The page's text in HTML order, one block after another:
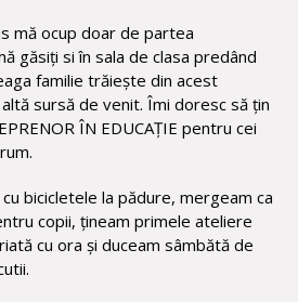
mă ocup doar de partea
găsiți si în sala de clasa predând
familie trăiește din acest
sursă de venit. Îmi doresc să țin
ÎN EDUCAȚIE pentru cei
bicicletele la pădure, mergeam ca
copii, țineam primele ateliere
cu ora și duceam sâmbătă de